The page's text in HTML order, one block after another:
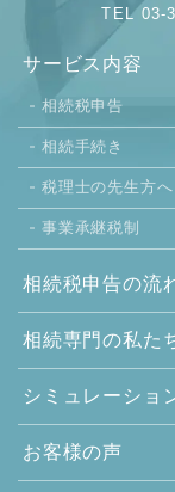
TEL 03-
サービス内容
相続税申告
相続手続き
税理士の先生方へ
事業承継税制
相続税申告の流
相続専門の私た
シミュレーショ
お客様の声